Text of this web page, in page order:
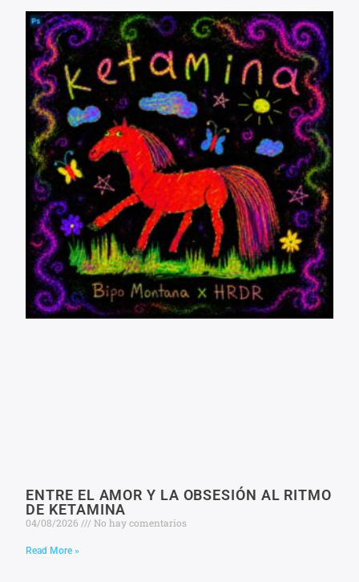
ENTRE EL AMOR Y LA OBSESIÓN AL RITMO
DE KETAMINA
04/08/2026 No hay comentarios
Read More »